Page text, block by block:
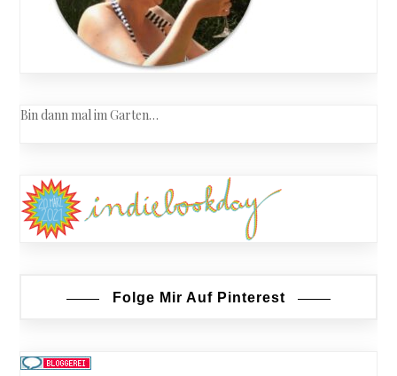
Bin dann mal im Garten…
Folge Mir Auf Pinterest